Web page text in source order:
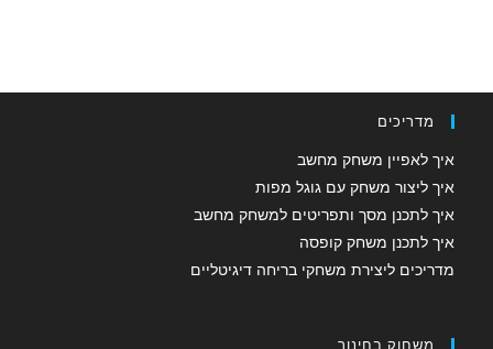
מדריכים
איך לאפיין משחק מחשב
איך ליצור משחק עם גוגל מפות
איך לתכנן מסך ותפריטים למשחק מחשב
איך לתכנן משחק קופסה
מדריכים ליצירת משחקי בריחה דיגיטליים